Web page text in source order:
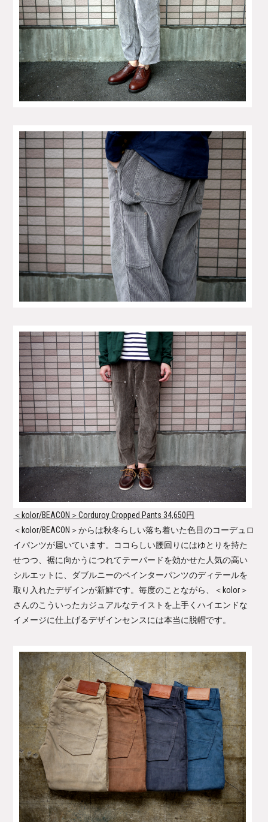
＜kolor/BEACON＞Corduroy Cropped Pants 34,650円
＜kolor/BEACON＞からは秋冬らしい落ち着いた色目のコーデュロ
イパンツが届いています。ココらしい腰回りにはゆとりを持た
せつつ、裾に向かうにつれてテーパードを効かせた人気の高い
シルエットに、ダブルニーのペインターパンツのディテールを
取り入れたデザインが新鮮です。毎度のことながら、＜kolor＞
さんのこういったカジュアルなテイストを上手くハイエンドな
イメージに仕上げるデザインセンスには本当に脱帽です。